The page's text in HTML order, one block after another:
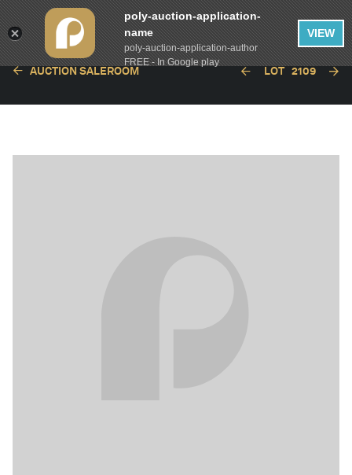
AUCTION SALEROOM LOT 2109
poly-auction-application-
name
poly-auction-application-author
FREE - In Google play
VIEW